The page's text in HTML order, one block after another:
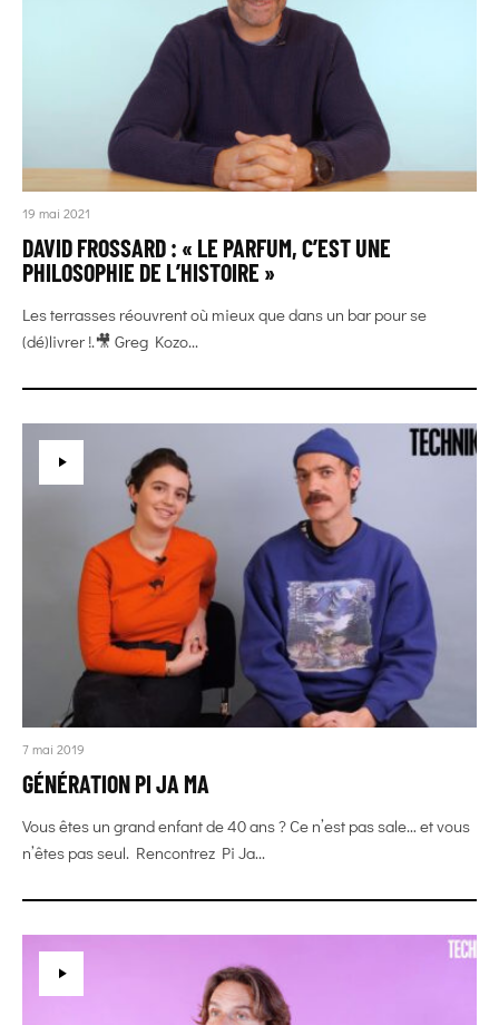
19 mai 2021
DAVID FROSSARD : « LE PARFUM, C’EST UNE
PHILOSOPHIE DE L’HISTOIRE »
Les terrasses réouvrent où mieux que dans un bar pour se
(dé)livrer !.🎥 Greg Kozo...
7 mai 2019
GÉNÉRATION PI JA MA
Vous êtes un grand enfant de 40 ans ? Ce n’est pas sale… et vous
n’êtes pas seul. Rencontrez Pi Ja...